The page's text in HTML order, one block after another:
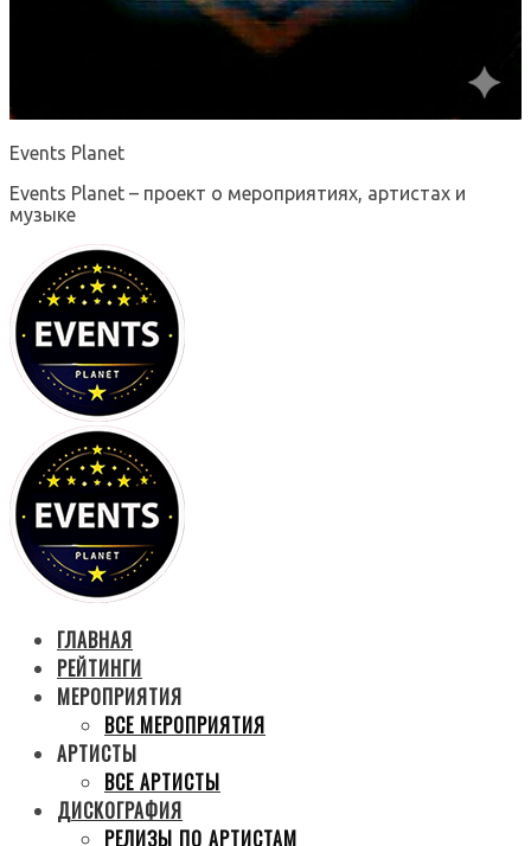
Events Planet
Events Planet – проект о мероприятиях, артистах и
музыке
ГЛАВНАЯ
РЕЙТИНГИ
МЕРОПРИЯТИЯ
ВСЕ МЕРОПРИЯТИЯ
АРТИСТЫ
ВСЕ АРТИСТЫ
ДИСКОГРАФИЯ
РЕЛИЗЫ ПО АРТИСТАМ